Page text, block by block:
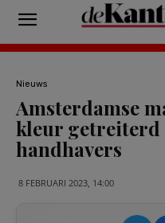
Nieuws
Amsterdamse
kleur getreiterd
handhavers
8 FEBRUARI 2023, 14:00